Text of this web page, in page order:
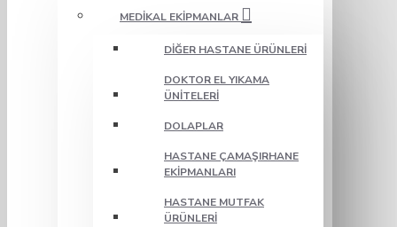
MEDIKAL EKIPMANLAR
DIĞER HASTANE ÜRÜNLERI
DOKTOR EL YIKAMA
ÜNITELERI
DOLAPLAR
HASTANE ÇAMAŞIRHANE
EKIPMANLARI
HASTANE MUTFAK
ÜRÜNLERI